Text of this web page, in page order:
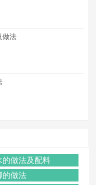
做法
的做法及配料
的做法